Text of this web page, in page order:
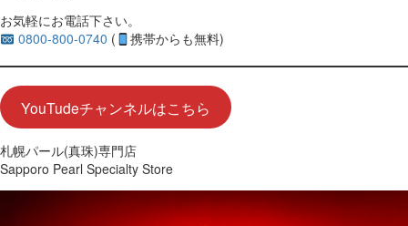
お気軽にお電話下さい。
0800-800-0740 ( 携帯からも無料)
YouTudeチャンネルはこちら
札幌パール(真珠)専門店
Sapporo Pearl Specialty Store